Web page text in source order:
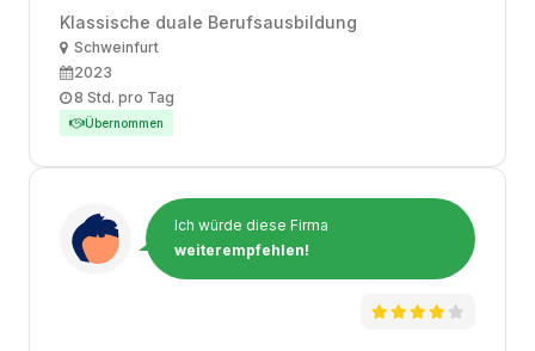
Klassische duale Berufsausbildung
OrtSchweinfurt
Ausbildungsbeginn
2023
Arbeitszeit
8 Std. pro Tag
Übernommen
Ich würde diese Firma
weiterempfehlen!